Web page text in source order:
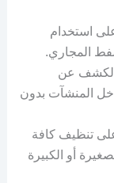
استخدام
المجاري.
عن
المنشآت بدون
تنظيف كافة
أو الكبيرة